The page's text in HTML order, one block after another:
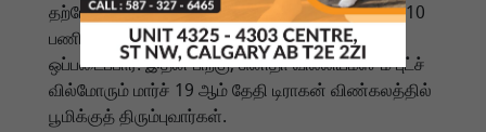
தற்போதைய தளபதியான சுனிதா வில்லியம்ஸ், க்ரூ-10
பணியில் இருக்கும் புதிய தளபதியிடம் ISS-ஐ
ஒப்படைப்பார். இதன் பிறகு, சுனிதா வில்லியம்ஸும் புட்ச்
வில்மோரும் மார்ச் 19 ஆம் தேதி டிராகன் விண்கலத்தில்
பூமிக்குத் திரும்புவார்கள்.